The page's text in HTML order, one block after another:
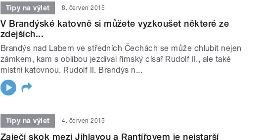
Tipy na výlet 8. červen 2015
V Brandýské katovně si můžete vyzkoušet některé ze
zdejších...
Brandýs nad Labem ve středních Čechách se může chlubit nejen
zámkem, kam s oblibou jezdíval římský císař Rudolf II., ale také
místní katovnou. Rudolf II. Brandýs n...
Tipy na výlet 4. červen 2015
Zaječí skok mezi Jihlavou a Rantířovem je nejstarší